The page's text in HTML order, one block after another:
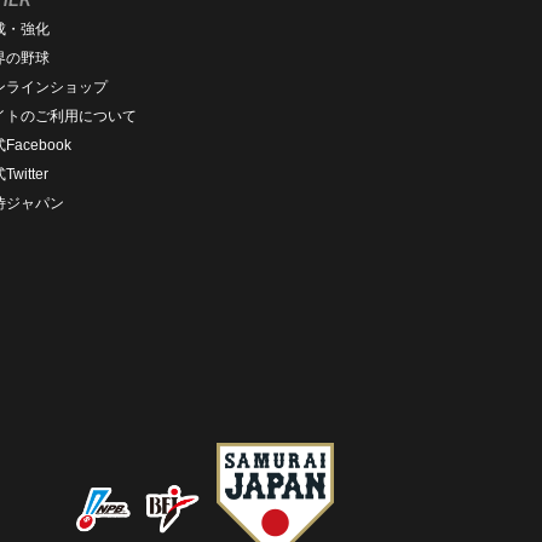
・強化
の野球
ラインショップ
トのご利用について
Facebook
Twitter
ジャパン